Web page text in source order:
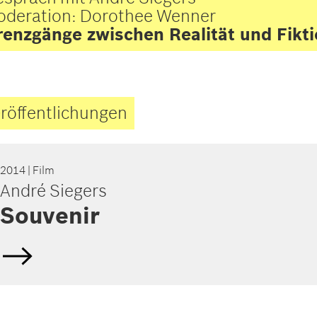
Dorothee Wenner
zwischen Realität und
2014 | Film
André Siegers
Souvenir